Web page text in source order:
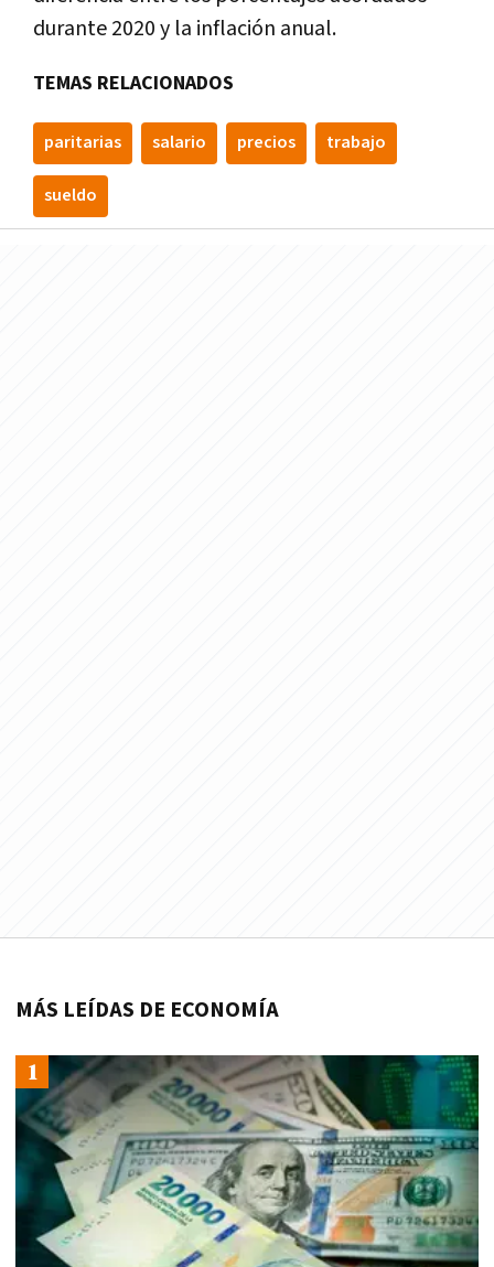
durante 2020 y la inflación anual.
TEMAS RELACIONADOS
paritarias salario precios trabajo
sueldo
MÁS LEÍDAS DE ECONOMÍA